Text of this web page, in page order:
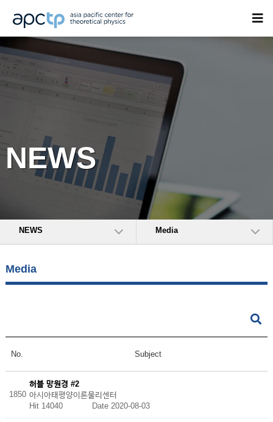
NEWS
NEWS Media
Media
No. Subject
1850
허블 망원경 #2
아시아태평양이론물리센터
Hit 14040 Date 2020-08-03